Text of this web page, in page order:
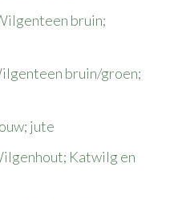
bruin;
bruin/groen;
jute
Katwilg en